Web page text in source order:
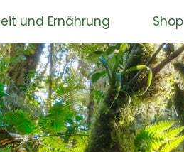
und Ernährung Shop